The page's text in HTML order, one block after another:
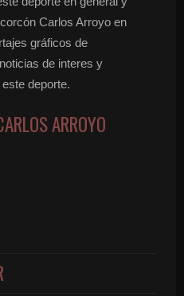
Carlos Arroyo en
gráficos de
de interes y
deporte.
ARROYO